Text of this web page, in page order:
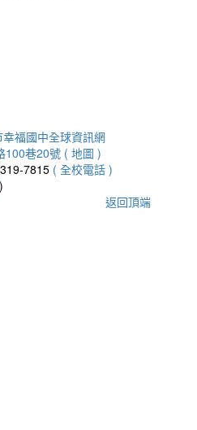
福國中全球資訊網
100巷20號 ( 地圖 )
7815 ( 全校電話 )
)
返回頂端